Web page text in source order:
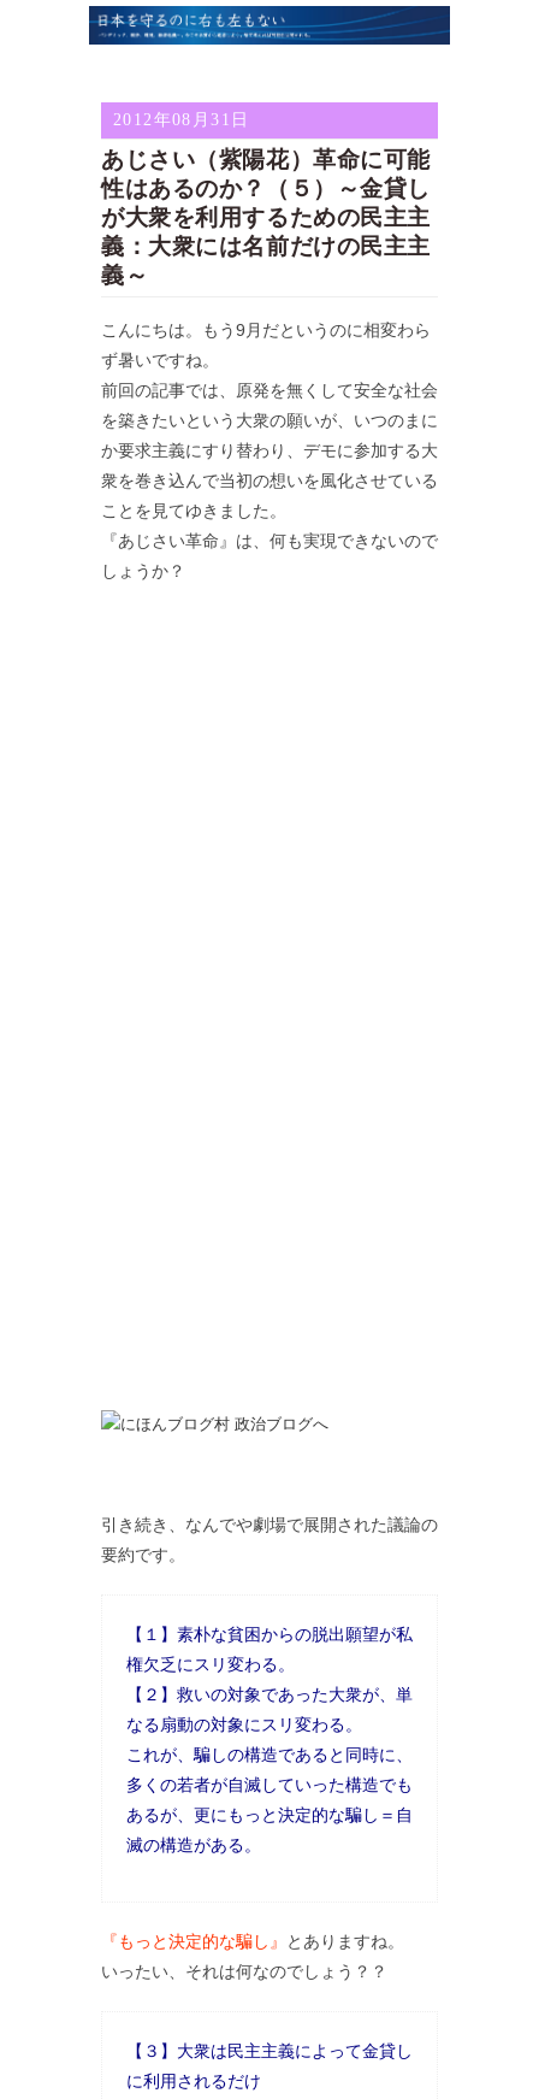
2012年08月31日
あじさい（紫陽花）革命に可能
性はあるのか？（５）～金貸し
が大衆を利用するための民主主
義：大衆には名前だけの民主主
義～
こんにちは。もう9月だというのに相変わら
ず暑いですね。
前回の記事では、原発を無くして安全な社会
を築きたいという大衆の願いが、いつのまに
か要求主義にすり替わり、デモに参加する大
衆を巻き込んで当初の想いを風化させている
ことを見てゆきました。
『あじさい革命』は、何も実現できないので
しょうか？
引き続き、なんでや劇場で展開された議論の
要約です。
【１】素朴な貧困からの脱出願望が私
権欠乏にスリ変わる。
【２】救いの対象であった大衆が、単
なる扇動の対象にスリ変わる。
これが、騙しの構造であると同時に、
多くの若者が自滅していった構造でも
あるが、更にもっと決定的な騙し＝自
滅の構造がある。
『もっと決定的な騙し』
とありますね。
いったい、それは何なのでしょう？？
【３】大衆は民主主義によって金貸し
に利用されるだけ